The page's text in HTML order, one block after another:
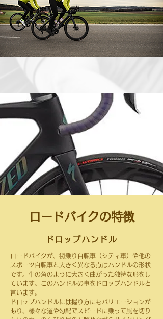
ロードバイクの特徴
ドロップハンドル
ロードバイクが、街乗り自転車（シティ車）や他の
スポーツ自転車と大きく異なる点はハンドルの形状
です。牛の角のように大きく曲がった独特な形をし
ています。このハンドルの事をドロップハンドルと
言います。
ドロップハンドルには握り方にもバリエーションが
あり、様々な道や勾配でスピードに乗って風を切り